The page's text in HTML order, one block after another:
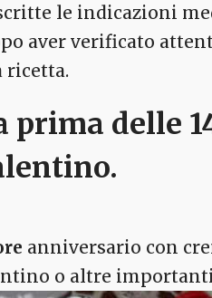
le indicazioni
aver verificato
ricetta.
prima delle
.
anniversario con
o altre